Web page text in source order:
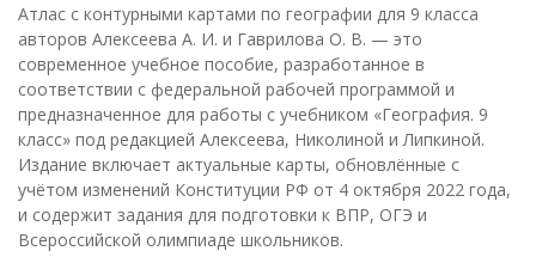
Атлас с контурными картами по географии для 9 класса
авторов Алексеева А. И. и Гаврилова О. В. — это
современное учебное пособие, разработанное в
соответствии с федеральной рабочей программой и
предназначенное для работы с учебником «География. 9
класс» под редакцией Алексеева, Николиной и Липкиной.
Издание включает актуальные карты, обновлённые с
учётом изменений Конституции РФ от 4 октября 2022 года,
и содержит задания для подготовки к ВПР, ОГЭ и
Всероссийской олимпиаде школьников.